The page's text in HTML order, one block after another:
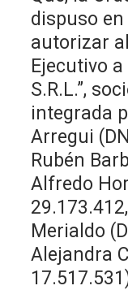
dispuso
autorizar
Ejecutivo a
S.R.L.”,
integrada
Arregui
Rubén
Alfredo
Merialdo
Alejandra